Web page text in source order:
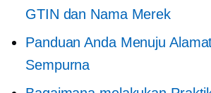
GTIN dan Nama Merek
Panduan Anda Menuju
Sempurna